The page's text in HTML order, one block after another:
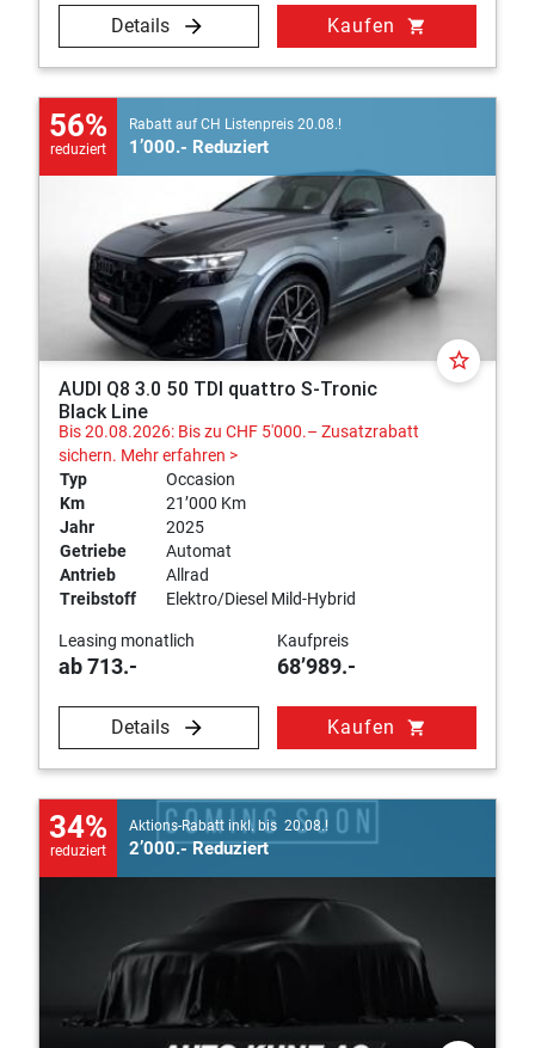
Details Kaufen shopping_cart
56%
reduziert
Rabatt auf CH Listenpreis 20.08.!
1’000.- Reduziert
star_border
AUDI Q8 3.0 50 TDI quattro S-Tronic
Black Line
Bis 20.08.2026: Bis zu CHF 5'000.– Zusatzrabatt
sichern. Mehr erfahren >
Typ
Occasion
Km
21’000 Km
Jahr
2025
Getriebe
Automat
Antrieb
Allrad
Treibstoff
Elektro/Diesel Mild-Hybrid
Leasing monatlich
ab 713.-
Kaufpreis
68’989.-
Details Kaufen shopping_cart
34%
reduziert
Aktions-Rabatt inkl. bis 20.08.!
2’000.- Reduziert